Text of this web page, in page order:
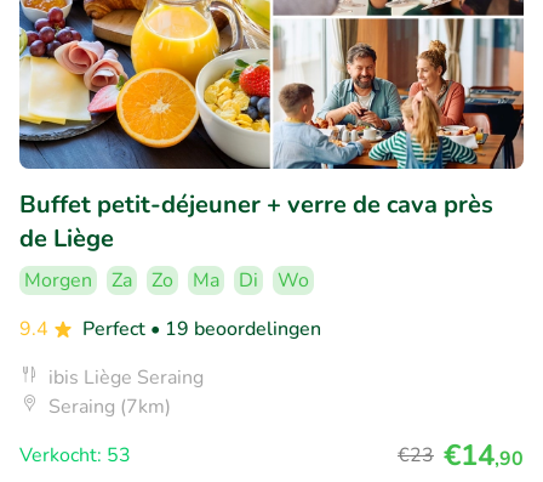
Buffet petit-déjeuner + verre de cava près
de Liège
Morgen Za Zo Ma Di
Wo
9.4
Perfect • 19 beoordelingen
ibis Liège Seraing
Seraing (7km)
Verkocht: 53
€23 €14,90